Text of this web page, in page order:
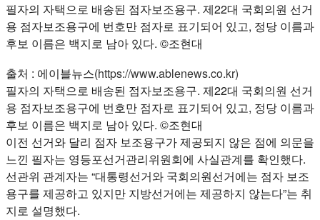
필자의 자택으로 배송된 점자보조용구. 제22대 국회의원 선거
용 점자보조용구에 번호만 점자로 표기되어 있고, 정당 이름과
후보 이름은 백지로 남아 있다. ©조현대
출처 : 에이블뉴스(https://www.ablenews.co.kr)
필자의 자택으로 배송된 점자보조용구. 제22대 국회의원 선거
용 점자보조용구에 번호만 점자로 표기되어 있고, 정당 이름과
후보 이름은 백지로 남아 있다. ©조현대
이전 선거와 달리 점자 보조용구가 제공되지 않은 점에 의문을
느낀 필자는 영등포선거관리위원회에 사실관계를 확인했다.
선관위 관계자는 “대통령선거와 국회의원선거에는 점자 보조
용구를 제공하고 있지만 지방선거에는 제공하지 않는다”는 취
지로 설명했다.